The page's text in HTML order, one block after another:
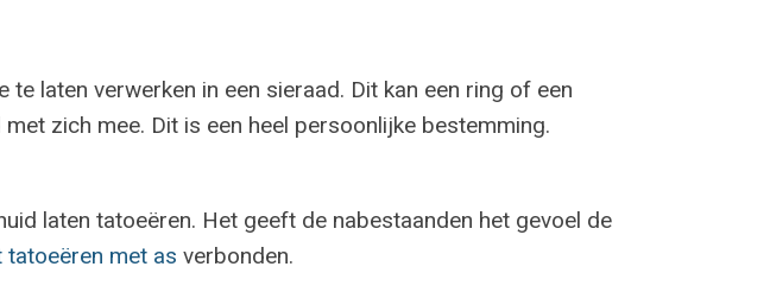
laten verwerken in een sieraad. Dit kan een ring of een
zich mee. Dit is een heel persoonlijke bestemming.
laten tatoeëren. Het geeft de nabestaanden het gevoel de
tatoeëren met as verbonden.